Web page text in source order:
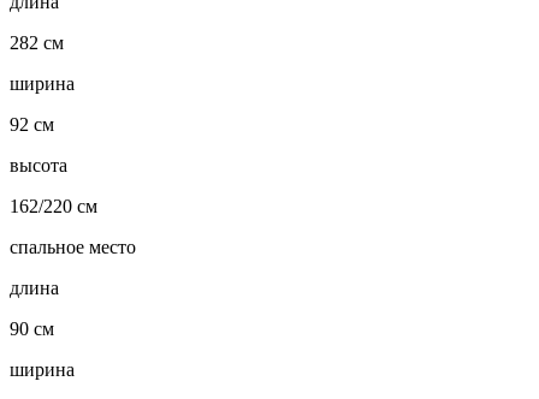
282 см
ширина
92 см
высота
162/220 см
спальное место
длина
90 см
ширина